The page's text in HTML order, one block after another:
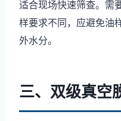
适合现场快速筛查。需
样要求不同，应避免油
外水分。
三、双级真空